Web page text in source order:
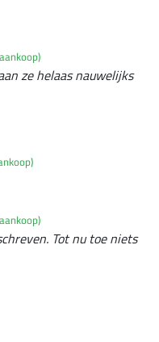
ze helaas nauwelijks
Tot nu toe niets